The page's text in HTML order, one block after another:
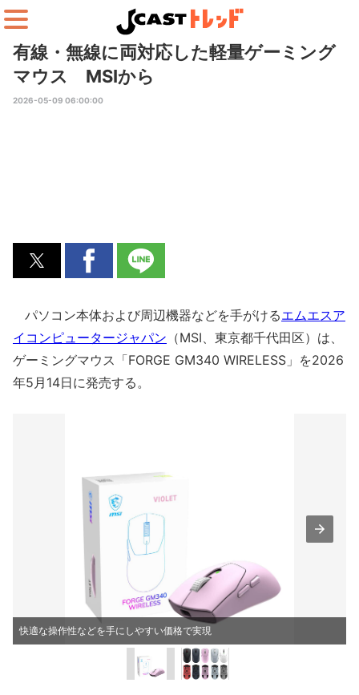
有線・無線に両対応した軽量ゲーミング
マウス MSIから
2026-05-09 06:00:00
パソコン本体および周辺機器などを手がけるエムエスア
イコンピュータージャパン （MSI、東京都千代田区）は、
ゲーミングマウス「FORGE GM340 WIRELESS」を2026
年5月14日に発売する。
快適な操作性などを手にしやすい価格で実現